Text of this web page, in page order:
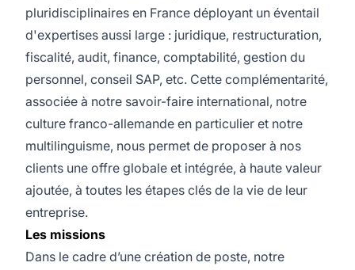
pluridisciplinaires en France déployant un éventail
d'expertises aussi large : juridique, restructuration,
fiscalité, audit, finance, comptabilité, gestion du
personnel, conseil SAP, etc. Cette complémentarité,
associée à notre savoir-faire international, notre
culture franco-allemande en particulier et notre
multilinguisme, nous permet de proposer à nos
clients une offre globale et intégrée, à haute valeur
ajoutée, à toutes les étapes clés de la vie de leur
entreprise.
Les missions
Dans le cadre d’une création de poste, notre